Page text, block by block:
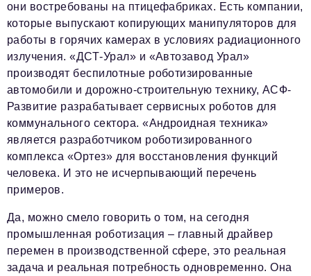
они востребованы на птицефабриках. Есть компании,
которые выпускают копирующих манипуляторов для
работы в горячих камерах в условиях радиационного
излучения. «ДСТ-Урал» и «Автозавод Урал»
производят беспилотные роботизированные
автомобили и дорожно-строительную технику, АСФ-
Развитие разрабатывает сервисных роботов для
коммунального сектора. «Андроидная техника»
является разработчиком роботизированного
комплекса «Ортез» для восстановления функций
человека. И это не исчерпывающий перечень
примеров.
Да, можно смело говорить о том, на сегодня
промышленная роботизация – главный драйвер
перемен в производственной сфере, это реальная
задача и реальная потребность одновременно. Она